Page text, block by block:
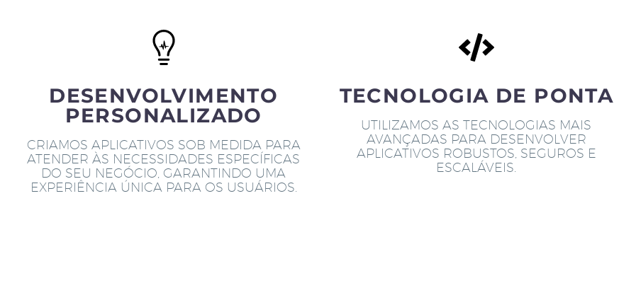
DESENVOLVIMENTO
PERSONALIZADO
CRIAMOS APLICATIVOS SOB MEDIDA PARA
ATENDER ÀS NECESSIDADES ESPECÍFICAS
DO SEU NEGÓCIO, GARANTINDO UMA
EXPERIÊNCIA ÚNICA PARA OS USUÁRIOS.
TECNOLOGIA DE PONTA
UTILIZAMOS AS TECNOLOGIAS MAIS
AVANÇADAS PARA DESENVOLVER
APLICATIVOS ROBUSTOS, SEGUROS E
ESCALÁVEIS.